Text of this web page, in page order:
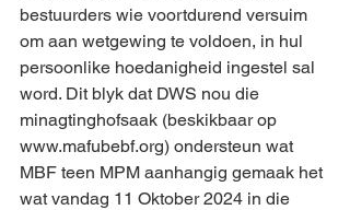
bestuurders wie voortdurend versuim
om aan wetgewing te voldoen, in hul
persoonlike hoedanigheid ingestel sal
word. Dit blyk dat DWS nou die
minagtinghofsaak (beskikbaar op
www.mafubebf.org) ondersteun wat
MBF teen MPM aanhangig gemaak het
wat vandag 11 Oktober 2024 in die